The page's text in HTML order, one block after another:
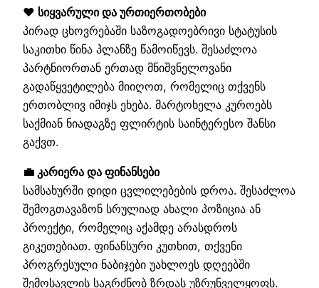
❤️ სიყვარული და ურთიერთობები
პირად ცხოვრებაში საზოგადოებრივი სტატუსის
საკითხი წინა პლანზე წამოიწევს. შესაძლოა
პარტნიორთან ერთად მნიშვნელოვანი
გადაწყვეტილება მიიღოთ, რომელიც თქვენს
ერთობლივ იმიჯს ეხება. მარტოხელა კუროებს
საქმიან ნიადაგზე ფლირტის საინტერესო შანსი
გაქვთ.
💼 კარიერა და ფინანსები
სამსახურში დიდი ცვლილებების დროა. შესაძლოა
შემოგთავაზონ სრულიად ახალი პოზიცია ან
პროექტი, რომელიც აქამდე არასდროს
გიკეთებიათ. ფინანსური კუთხით, თქვენი
პროგრესული ნაბიჯები უახლოეს დღეებში
შემოსავლის საგრძნობ ზრდას უზრუნველყოფს.